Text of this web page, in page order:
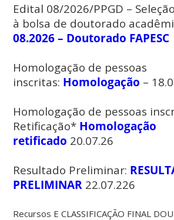
Edital 08/2026/PPGD –
à bolsa de doutorado
08.2026 – Doutorado FAPESC
Homologação de pessoas
inscritas: Homologação –
Homologação de pessoas
Retificação* Homologação
retificado 20.07.26
Resultado Preliminar:
PRELIMINAR 22.07.226
Recursos E CLASSIFICAÇÃO FINAL